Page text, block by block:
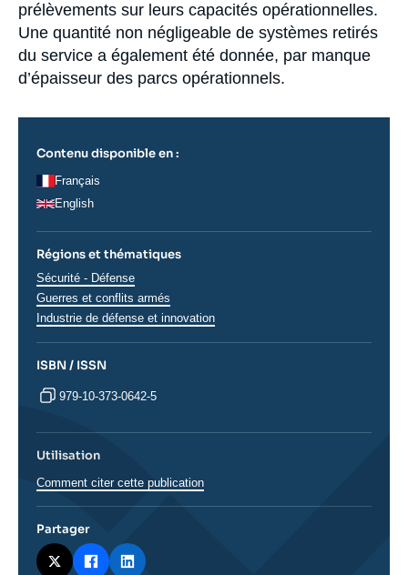
prélèvements sur leurs capacités opérationnelles.
Une quantité non négligeable de systèmes retirés
du service a également été donnée, par manque
d’épaisseur des parcs opérationnels.
Contenu disponible en :
Français
English
Régions et thématiques
Thématiques
analyses
Sécurité - Défense
Guerres et conflits armés
Industrie de défense et innovation
ISBN / ISSN
979-10-373-0642-5
Utilisation
Comment citer cette publication
Partager